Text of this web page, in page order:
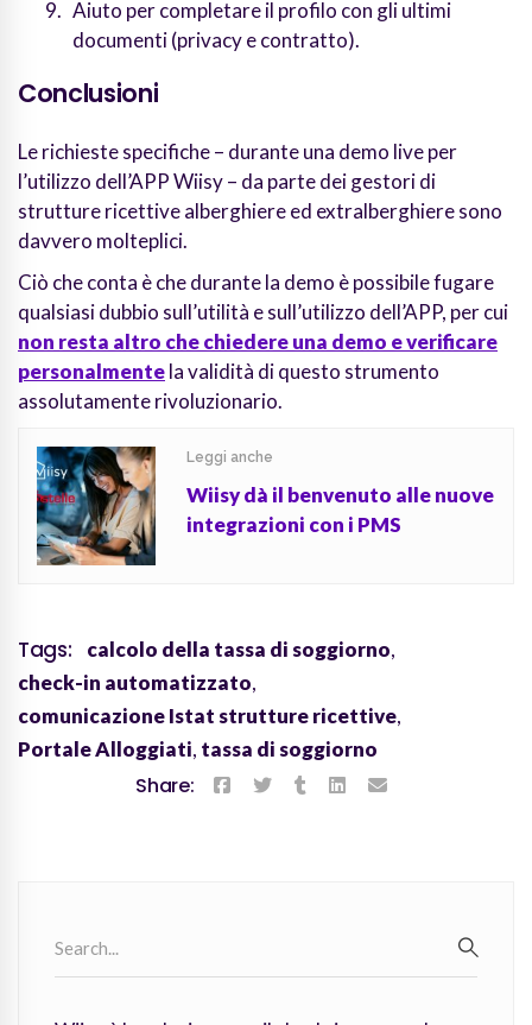
Aiuto per completare il profilo con gli ultimi
documenti (privacy e contratto).
Conclusioni
Le richieste specifiche – durante una demo live per
l’utilizzo dell’APP Wiisy – da parte dei gestori di
strutture ricettive alberghiere ed extralberghiere sono
davvero molteplici.
Ciò che conta è che durante la demo è possibile fugare
qualsiasi dubbio sull’utilità e sull’utilizzo dell’APP, per cui
non resta altro che chiedere una demo e verificare
personalmentela validità di questo strumento
assolutamente rivoluzionario.
Leggi anche
Wiisy dà il benvenuto alle nuove
integrazioni con i PMS
Tags: calcolo della tassa di soggiorno,
check-in automatizzato,
comunicazione Istat strutture ricettive,
Portale Alloggiati, tassa di soggiorno
Share:
for: